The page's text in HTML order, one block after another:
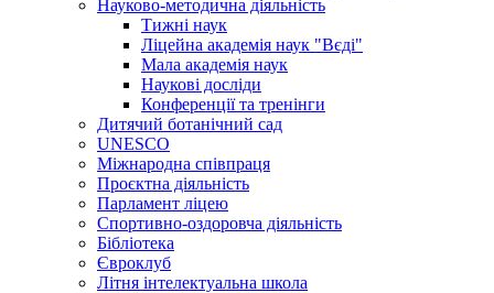
Науково-методична діяльність
Тижні наук
Ліцейна академія наук "Вєді"
Мала академія наук
Наукові досліди
Конференції та тренінги
Дитячий ботанічний сад
UNESCO
Міжнародна співпраця
Проєктна діяльність
Парламент ліцею
Спортивно-оздоровча діяльність
Бібліотека
Євроклуб
Літня інтелектуальна школа